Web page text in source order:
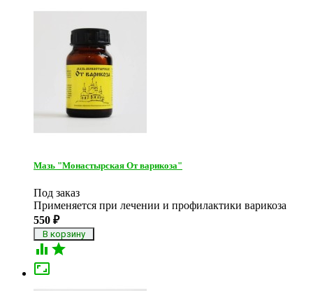
Мазь "Монастырская От варикоза"
Под заказ
​Применяется при лечении и профилактики варикоза
550 ₽
 
